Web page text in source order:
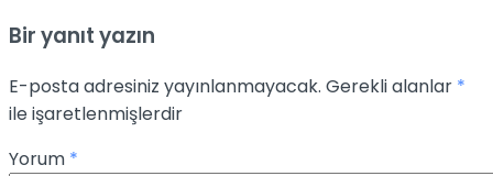
Bir yanıt yazın
E-posta adresiniz yayınlanmayacak. Gerekli alanlar *
ile işaretlenmişlerdir
Yorum *